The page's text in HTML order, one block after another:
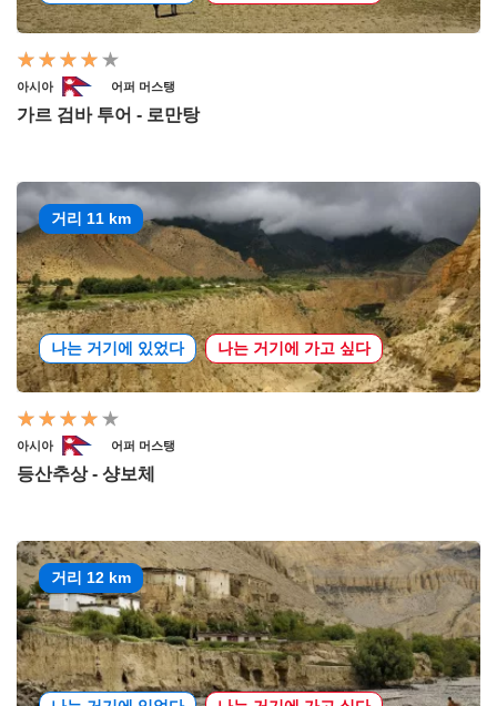
아시아 어퍼 머스탱
가르 검바 투어 - 로만탕
거리 11 km
나는 거기에 있었다 나는 거기에 가고 싶다
아시아 어퍼 머스탱
등산추상 - 샹보체
거리 12 km